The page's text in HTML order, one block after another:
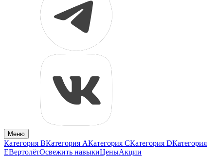
Меню
Категория BКатегория AКатегория CКатегория DКатегория
EВертолётОсвежить навыкиЦеныАкции